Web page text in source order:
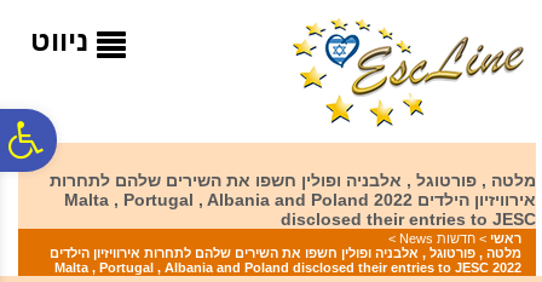
המרכזי
ניווט
מלטה , פורטוגל , אלבניה ופולין חשפו את השירים שלהם לתחרות
אירוויזיון הילדים 2022 Malta , Portugal , Albania and Poland
disclosed their entries to JESC
ראשי > חדשות News
>
מלטה , פורטוגל , אלבניה ופולין חשפו את השירים שלהם לתחרות אירוויזיון הילדים
2022 Malta , Portugal , Albania and Poland disclosed their entries to JESC